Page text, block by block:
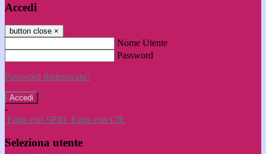
Accedi
button close ×
Nome Utente
Password
Password dimenticata?
-
Entra con SPID Entra con CIE
Seleziona utente